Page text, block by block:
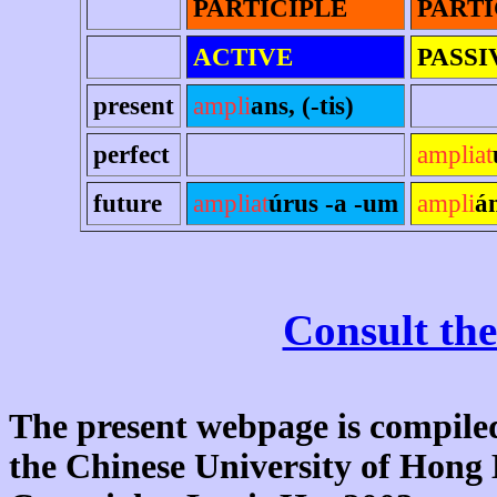
PARTICIPLE
ACTIVE
present
amplians, (-tis)
perfect
ampliat
future
ampliatúrus -a -um ampli
Consult
The present webpage is
the Chinese University of